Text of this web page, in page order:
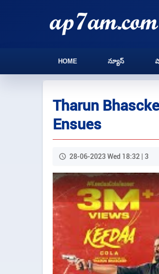
HOME న్యూస్
Tharun
Ensues
28-06-2023 Wed 18:32 | 3